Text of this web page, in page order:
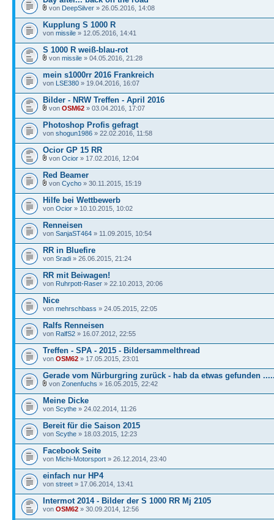
von DeepSilver » 26.05.2016, 14:08
Kupplung S 1000 R
von missile » 12.05.2016, 14:41
S 1000 R weiß-blau-rot
von missile » 04.05.2016, 21:28
mein s1000rr 2016 Frankreich
von LSE380 » 19.04.2016, 16:07
Bilder - NRW Treffen - April 2016
von OSM62 » 03.04.2016, 17:07
Photoshop Profis gefragt
von shogun1986 » 22.02.2016, 11:58
Ocior GP 15 RR
von Ocior » 17.02.2016, 12:04
Red Beamer
von Cycho » 30.11.2015, 15:19
Hilfe bei Wettbewerb
von Ocior » 10.10.2015, 10:02
Renneisen
von SanjaST464 » 11.09.2015, 10:54
RR in Bluefire
von Sradi » 26.06.2015, 21:24
RR mit Beiwagen!
von Ruhrpott-Raser » 22.10.2013, 20:06
Nice
von mehrschbass » 24.05.2015, 22:05
Ralfs Renneisen
von RalfS2 » 16.07.2012, 22:55
Treffen - SPA - 2015 - Bildersammelthread
von OSM62 » 17.05.2015, 23:01
Gerade vom Nürburgring zurück - hab da etwas gefunden
von Zonenfuchs » 16.05.2015, 22:42
Meine Dicke
von Scythe » 24.02.2014, 11:26
Bereit für die Saison 2015
von Scythe » 18.03.2015, 12:23
Facebook Seite
von Michi-Motorsport » 26.12.2014, 23:40
einfach nur HP4
von street » 17.06.2014, 13:41
Intermot 2014 - Bilder der S 1000 RR Mj 2105
von OSM62 » 30.09.2014, 12:56